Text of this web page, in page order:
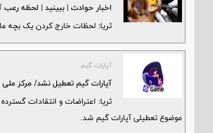
اخبار حوادث | ببینید | لحظه
ثریا: لحظات خارج کردن یک بچه
آپارات گیم
آپارات گیم تعطیل نشد/ مرکز
ثریا: اعتراضات و انتقادات
موضوع تعطیلی آپارات گیم شد.